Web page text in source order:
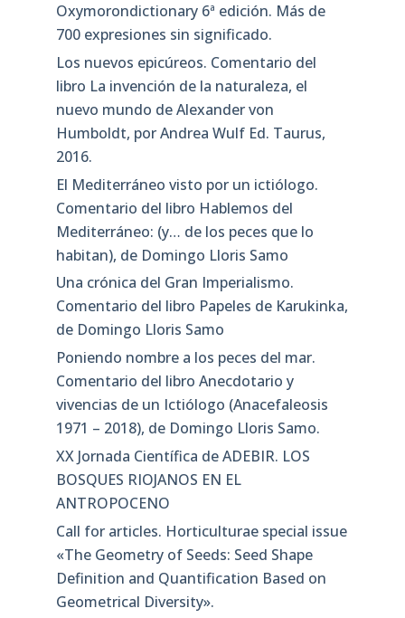
Oxymorondictionary 6ª edición. Más de
700 expresiones sin significado.
Los nuevos epicúreos. Comentario del
libro La invención de la naturaleza, el
nuevo mundo de Alexander von
Humboldt, por Andrea Wulf Ed. Taurus,
2016.
El Mediterráneo visto por un ictiólogo.
Comentario del libro Hablemos del
Mediterráneo: (y… de los peces que lo
habitan), de Domingo Lloris Samo
Una crónica del Gran Imperialismo.
Comentario del libro Papeles de Karukinka,
de Domingo Lloris Samo
Poniendo nombre a los peces del mar.
Comentario del libro Anecdotario y
vivencias de un Ictiólogo (Anacefaleosis
1971 – 2018), de Domingo Lloris Samo.
XX Jornada Científica de ADEBIR. LOS
BOSQUES RIOJANOS EN EL
ANTROPOCENO
Call for articles. Horticulturae special issue
«The Geometry of Seeds: Seed Shape
Definition and Quantification Based on
Geometrical Diversity»​.